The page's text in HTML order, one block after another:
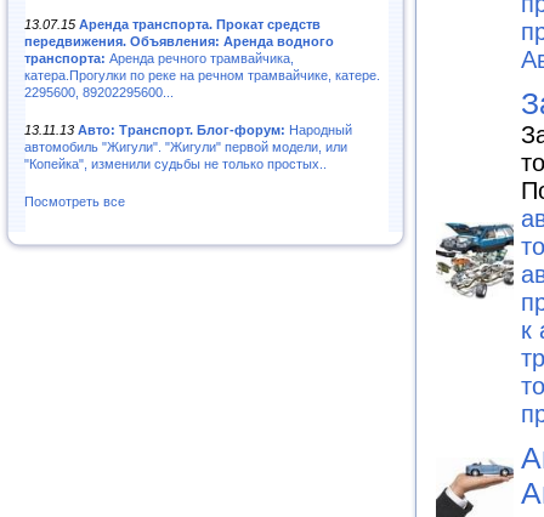
13.07.15 Аренда транспорта. Прокат средств
передвижения. Объявления: Аренда водного
транспорта: Аренда речного трамвайчика,
катера.Прогулки по реке на речном трамвайчике, катере.
2295600, 89202295600...
13.11.13 Авто: Транспорт. Блог-форум: Народный
автомобиль "Жигули". "Жигули" первой модели, или
"Копейка", изменили судьбы не только простых..
Посмотреть все
к